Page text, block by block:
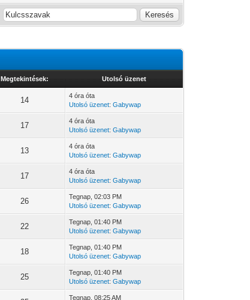
Megtekintések: Utolsó üzenet
14
4 óra óta
Utolsó üzenet:Gabywap
17
4 óra óta
Utolsó üzenet:Gabywap
13
4 óra óta
Utolsó üzenet:Gabywap
17
4 óra óta
Utolsó üzenet:Gabywap
26 Tegnap , 02:03 PM
Utolsó üzenet:Gabywap
22 Tegnap , 01:40 PM
Utolsó üzenet:Gabywap
18 Tegnap , 01:40 PM
Utolsó üzenet:Gabywap
25 Tegnap , 01:40 PM
Utolsó üzenet:Gabywap
Tegnap , 08:25 AM